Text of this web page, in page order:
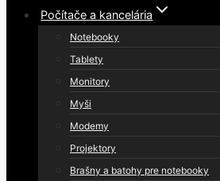
Počítače a kancelária
Notebooky
Tablety
Monitory
Myši
Modemy
Projektory
Brašny a batohy pre notebooky